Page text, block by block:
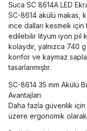
Suca SC 8614A LED
SC-8614 akülü makas,
ince dalları kesmek için
edilebilir lityum iyon pil
kolaydır, yalnızca 740
konfor ve kaymaz
tasarlanmıştır.
SC-8614 35 mm Akülü
Avantajları
Daha fazla güvenlik
üzere ergonomik olarak